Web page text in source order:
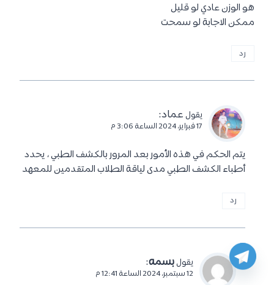
هو الوزن عادي لو قليل
ممكن الاجابة لو سمحت
رد
يقول عماد:
17 فبراير، 2024 الساعة 3:06 م
يتم الحكم في هذه الأمور بعد المرور بالكشف الطبي ، يحدد
أطباء الكشف الطبي مدى لياقة الطلاب المتقدمين للمعهد
رد
يقول بسمه:
12 سبتمبر، 2024 الساعة 12:41 م